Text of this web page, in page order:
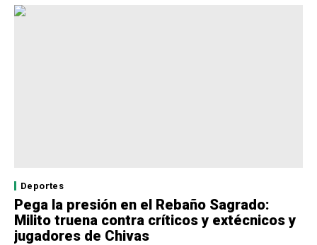
Deportes
Pega la presión en el Rebaño Sagrado:
Milito truena contra críticos y extécnicos y
jugadores de Chivas